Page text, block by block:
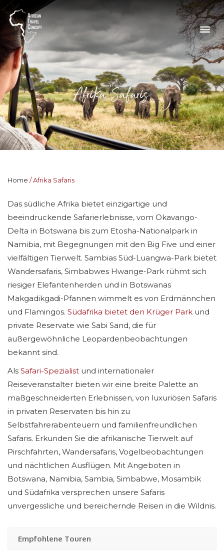
Afrika Safaris
Home Afrika Safaris
Das südliche Afrika bietet einzigartige und
beeindruckende Safarierlebnisse, vom Okavango-
Delta in Botswana bis zum Etosha-Nationalpark in
Namibia, mit Begegnungen mit den Big Five und einer
vielfältigen Tierwelt. Sambias Süd-Luangwa-Park bietet
Wandersafaris, Simbabwes Hwange-Park rühmt sich
riesiger Elefantenherden und in Botswanas
Makgadikgadi-Pfannen wimmelt es von Erdmännchen
und Flamingos. Südafrika bietet den Krüger Park und
private Reservate wie Sabi Sand, die für
außergewöhnliche Leopardenbeobachtungen
bekannt sind.
Als Safari-Spezialist und internationaler
Reiseveranstalter bieten wir eine breite Palette an
maßgeschneiderten Erlebnissen, von luxuriösen Safaris
in privaten Reservaten bis hin zu
Selbstfahrerabenteuern und familienfreundlichen
Safaris. Erkunden Sie die afrikanische Tierwelt auf
Pirschfahrten, Wandersafaris, Vogelbeobachtungen
und nächtlichen Ausflügen. Mit Angeboten in
Botswana, Namibia, Sambia, Simbabwe, Mosambik
und Südafrika versprechen unsere Safaris
unvergessliche und bereichernde Reisen in die Wildnis.
Empfohlene Touren